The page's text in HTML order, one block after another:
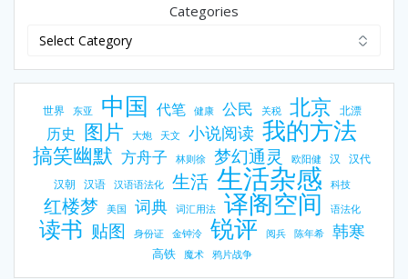
Categories
世界 东亚 中国 代笔 健康 公民 关税 北京 北漂
历史 图片 大炮 天文 小说阅读 我的方法
搞笑幽默 方舟子 林则徐 梦幻通灵 欧阳健 汉 汉代
汉朝 汉语 汉语语法化 生活 生活杂感 科技
红楼梦 美国 词典 词汇用法 译阁空间 语法化
读书 贴图 身份证 金钟泠 锐评 阅兵 陈年希 韩寒
高铁 魔术 鸦片战争